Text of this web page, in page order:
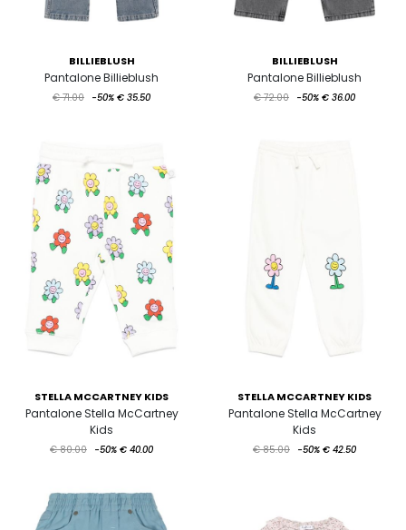
BILLIEBLUSH
Pantalone Billieblush
€ 71.00 -50% € 35.50
BILLIEBLUSH
Pantalone Billieblush
€ 72.00 -50% € 36.00
STELLA MCCARTNEY KIDS
Pantalone Stella McCartney
Kids
€ 80.00 -50% € 40.00
STELLA MCCARTNEY KIDS
Pantalone Stella McCartney
Kids
€ 85.00 -50% € 42.50